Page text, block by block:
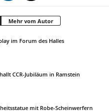
Mehr vom Autor
im Forum des Halles
CCR-Jubiläum in Ramstein
mit Robe-Scheinwerfern